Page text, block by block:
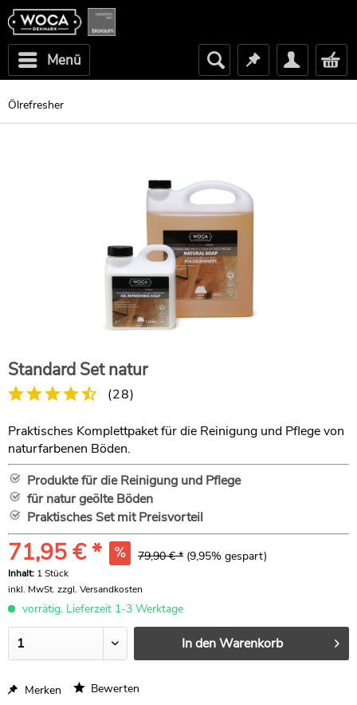
Menü
Ölrefresher
Standard Set natur
(28)
Praktisches Komplettpaket für die Reinigung und Pflege von
naturfarbenen Böden.
Produkte für die Reinigung und Pflege
für natur geölte Böden
Praktisches Set mit Preisvorteil
71,95 € * 79,90 € * (9,95% gespart)
Inhalt: 1 Stück
inkl. MwSt. zzgl. Versandkosten
vorrätig, Lieferzeit 1-3 Werktage
In denWarenkorb
Merken Bewerten